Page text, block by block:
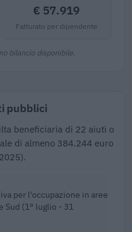
€ 57.919
Fatturato per dipendente
bilancio disponibile.
pubblici
beneficiaria di 22 aiuti o
di almeno 384.244 euro
per l'occupazione in aree
Sud (1° luglio - 31